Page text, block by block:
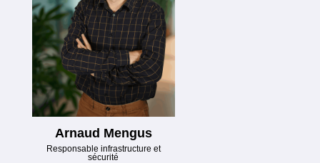
Arnaud Mengus
Responsable infrastructure et
sécurité